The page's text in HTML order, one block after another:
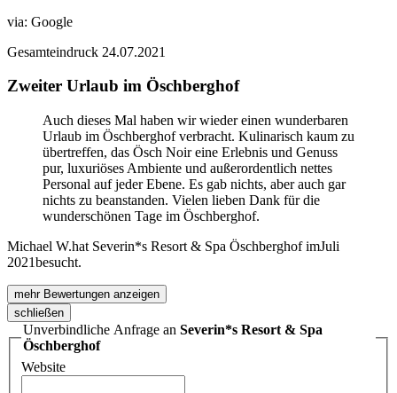
via: Google
Gesamteindruck 24.07.2021
Zweiter Urlaub im Öschberghof
Auch dieses Mal haben wir wieder einen wunderbaren
Urlaub im Öschberghof verbracht. Kulinarisch kaum zu
übertreffen, das Ösch Noir eine Erlebnis und Genuss
pur, luxuriöses Ambiente und außerordentlich nettes
Personal auf jeder Ebene. Es gab nichts, aber auch gar
nichts zu beanstanden. Vielen lieben Dank für die
wunderschönen Tage im Öschberghof.
Michael W.hat Severin*s Resort & Spa Öschberghof imJuli
2021besucht.
mehr Bewertungen anzeigen
schließen
Unverbindliche Anfrage an Severin*s Resort & Spa
Öschberghof
Website